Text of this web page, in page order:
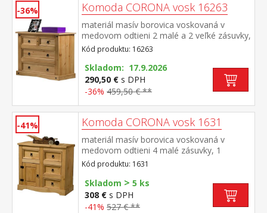
-36% Komoda CORONA vosk 16263
materiál masív borovica voskovaná v
medovom odtieni 2 malé a 2 veľké zásuvky,
kovové ozdobné úchytky vhodný doplnok je
nadstavec CORONA 16463 súčasť zostavy
Corona
Kód produktu: 16263
Skladom: 17.9.2026
290,50 € s DPH
-36% 459,50 € **
-41% Komoda CORONA vosk 1631
materiál masív borovica voskovaná v
medovom odtieni 4 malé zásuvky, 1
dvierka, kovové ozdobné úchytky možné
doplniť nadstavcom Corona 16463 súčasť
zostavy Corona
Kód produktu: 1631
Skladom > 5 ks
308 € s DPH
-41% 527 € **